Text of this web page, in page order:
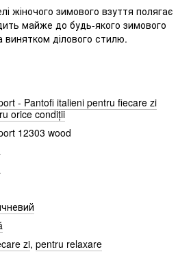
жіночого зимового взуття полягає
майже до будь-якого зимового
винятком ділового стилю.
- Pantofi italieni pentru fiecare zi
orice condiții
12303 wood
zi, pentru relaxare